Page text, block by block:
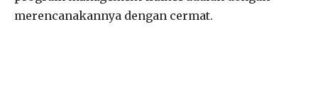
merencanakannya dengan cermat.